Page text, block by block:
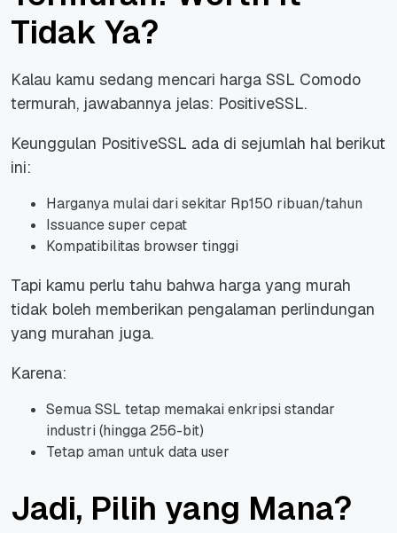
Tidak Ya?
Kalau kamu sedang mencari harga SSL Comodo
termurah, jawabannya jelas: PositiveSSL.
Keunggulan PositiveSSL ada di sejumlah hal berikut
ini:
Harganya mulai dari sekitar Rp150 ribuan/tahun
Issuance super cepat
Kompatibilitas browser tinggi
Tapi kamu perlu tahu bahwa harga yang murah
tidak boleh memberikan pengalaman perlindungan
yang murahan juga.
Karena:
Semua SSL tetap memakai enkripsi standar
industri (hingga 256-bit)
Tetap aman untuk data user
Jadi, Pilih yang Mana?